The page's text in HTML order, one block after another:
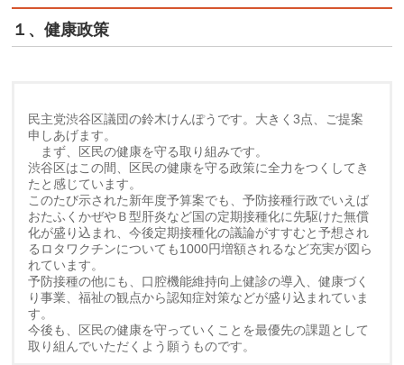
１、健康政策
民主党渋谷区議団の鈴木けんぽうです。大きく3点、ご提案
申しあげます。
まず、区民の健康を守る取り組みです。
渋谷区はこの間、区民の健康を守る政策に全力をつくしてき
たと感じています。
このたび示された新年度予算案でも、予防接種行政でいえば
おたふくかぜやＢ型肝炎など国の定期接種化に先駆けた無償
化が盛り込まれ、今後定期接種化の議論がすすむと予想され
るロタワクチンについても1000円増額されるなど充実が図ら
れています。
予防接種の他にも、口腔機能維持向上健診の導入、健康づく
り事業、福祉の観点から認知症対策などが盛り込まれていま
す。
今後も、区民の健康を守っていくことを最優先の課題として
取り組んでいただくよう願うものです。